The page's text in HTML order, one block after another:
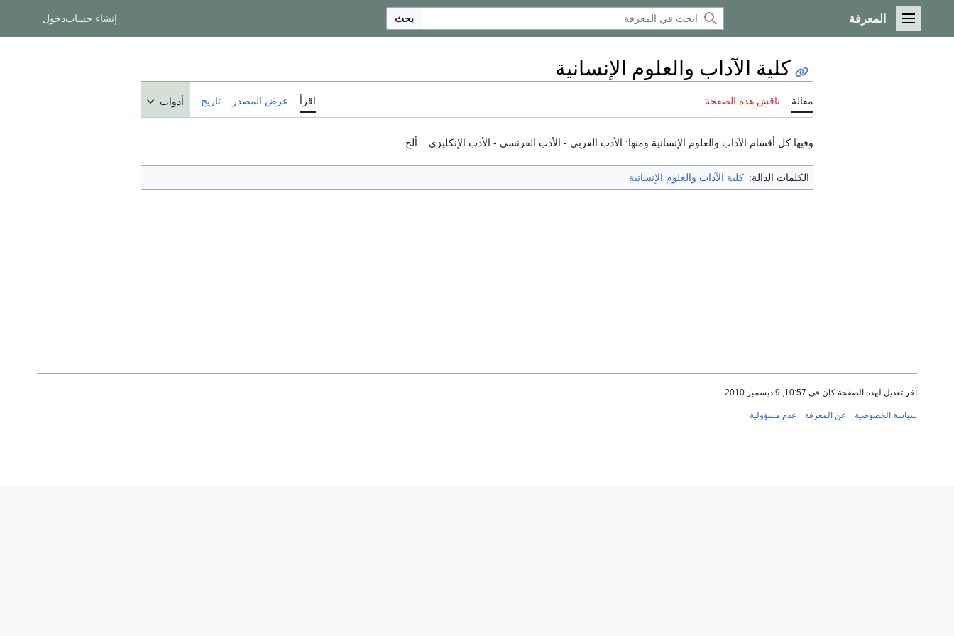
القائمة الرئيسية
المعرفة بحث إنشاء حسابدخول
كلية الآداب والعلوم الإنسانية
مقالة ناقش هذه الصفحة اقرأ عرض المصدر تاريخ أدوات
وفيها كل أقسام الآداب والعلوم الإنسانية ومنها: الأدب العربي - الأدب الفرنسي - الأدب الإنكليزي ...ألخ.
الكلمات الدالة: كلية الآداب والعلوم الإنسانية
آخر تعديل لهذه الصفحة كان في 10:57, 9 ديسمبر 2010.
سياسة الخصوصية عن المعرفة عدم مسؤولية